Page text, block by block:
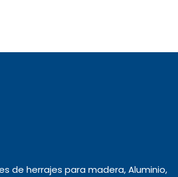
de herrajes para madera, Aluminio,